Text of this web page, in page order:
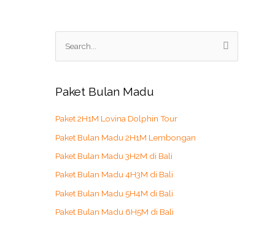
r
h
f
o
r
Paket Bulan Madu
Paket 2H1M Lovina Dolphin Tour
Paket Bulan Madu 2H1M Lembongan
Paket Bulan Madu 3H2M di Bali
Paket Bulan Madu 4H3M di Bali
Paket Bulan Madu 5H4M di Bali
Paket Bulan Madu 6H5M di Bali